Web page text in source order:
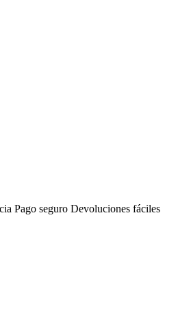
Pago seguro Devoluciones fáciles